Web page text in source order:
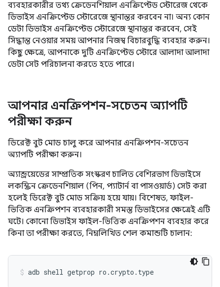
ব্যবহারকারীর তথ্য ক্রেডেনশিয়াল এনক্রিপ্টেড স্টোরেজ থেকে
ডিভাইস এনক্রিপ্টেড স্টোরেজে স্থানান্তর করবেন না। অন্য কোন
ডেটা ডিভাইস এনক্রিপ্টেড স্টোরেজে স্থানান্তর করবেন, সেই
সিদ্ধান্ত নেওয়ার সময় আপনার নিজস্ব বিচারবুদ্ধি ব্যবহার করুন।
কিছু ক্ষেত্রে, আপনাকে দুটি এনক্রিপ্টেড স্টোরে আলাদা আলাদা
ডেটা সেট পরিচালনা করতে হতে পারে।
আপনার এনক্রিপশন-সচেতন অ্যাপটি
পরীক্ষা করুন
ডিরেক্ট বুট মোড চালু করে আপনার এনক্রিপশন-সচেতন
অ্যাপটি পরীক্ষা করুন।
অ্যান্ড্রয়েডের সাম্প্রতিক সংস্করণ চালিত বেশিরভাগ ডিভাইসে
লকস্ক্রিন ক্রেডেনশিয়াল (পিন, প্যাটার্ন বা পাসওয়ার্ড) সেট করা
হলেই ডিরেক্ট বুট মোড সক্রিয় হয়ে যায়। বিশেষত, ফাইল-
ভিত্তিক এনক্রিপশন ব্যবহারকারী সমস্ত ডিভাইসের ক্ষেত্রেই এটি
ঘটে। কোনো ডিভাইস ফাইল-ভিত্তিক এনক্রিপশন ব্যবহার করে
কিনা তা পরীক্ষা করতে, নিম্নলিখিত শেল কমান্ডটি চালান: